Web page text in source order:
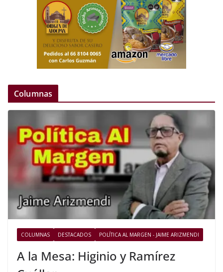
Columnas
COLUMNAS DESTACADOS POLÍTICA AL MARGEN - JAIME ARIZMENDI
A la Mesa: Higinio y Ramírez